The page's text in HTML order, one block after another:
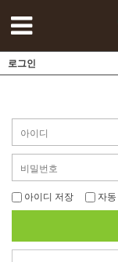
로그인
아이디 저장 자